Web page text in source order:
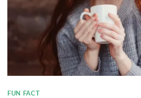
FUN FACT